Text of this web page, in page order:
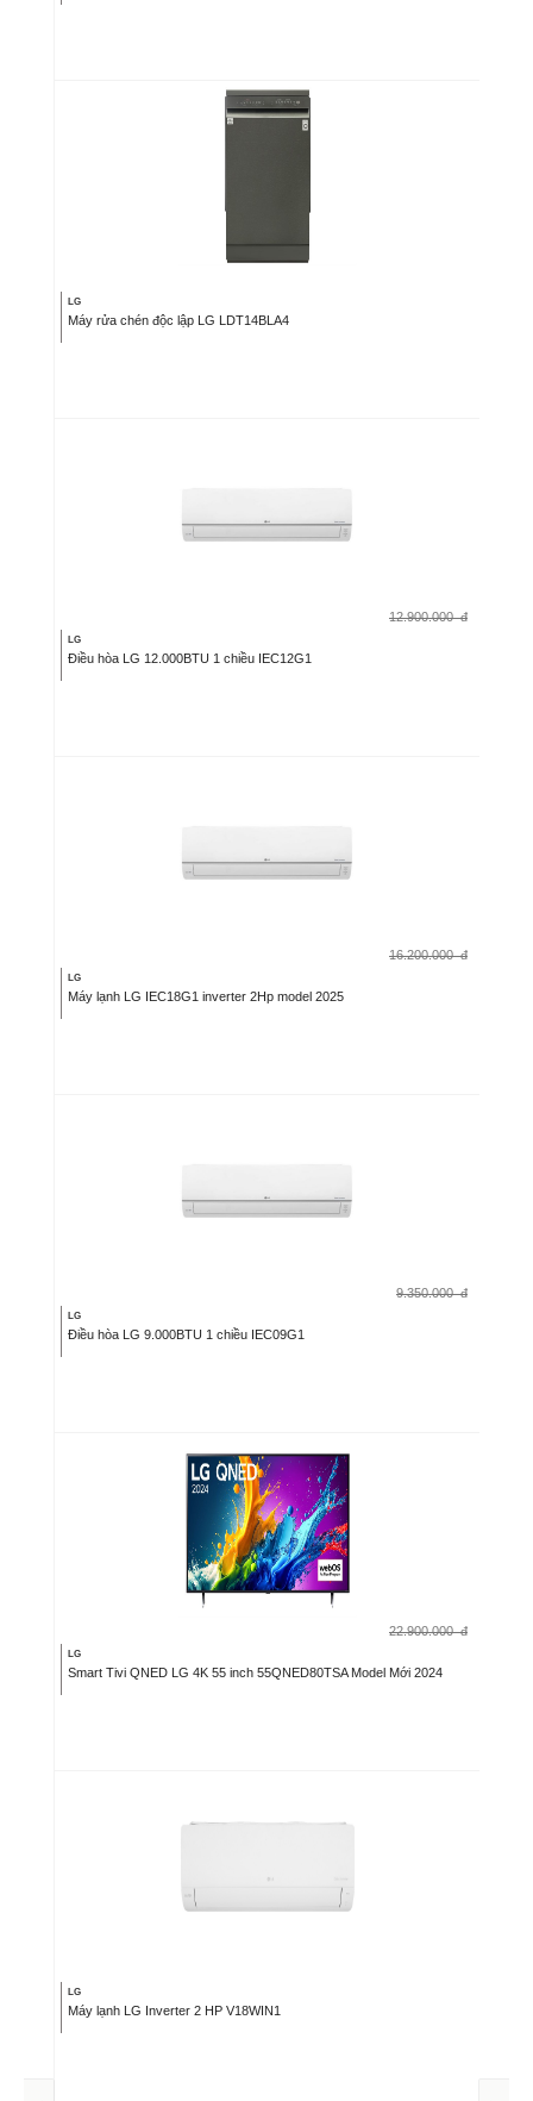
LG
Máy rửa chén độc lập LG LDT14BLA4
12.900.000 đ
LG
Điều hòa LG 12.000BTU 1 chiều IEC12G1
16.200.000 đ
LG
Máy lạnh LG IEC18G1 inverter 2Hp model 2025
9.350.000 đ
LG
Điều hòa LG 9.000BTU 1 chiều IEC09G1
22.900.000 đ
LG
Smart Tivi QNED LG 4K 55 inch 55QNED80TSA Model Mới 2024
LG
Máy lạnh LG Inverter 2 HP V18WIN1